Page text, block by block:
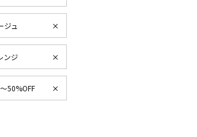
ジュ
ンジ
50%OFF